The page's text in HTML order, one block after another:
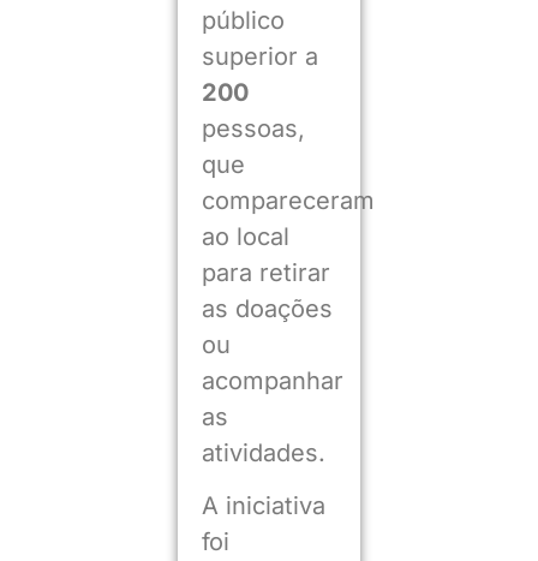
público
superior a
200
pessoas,
que
compareceram
ao local
para retirar
as doações
ou
acompanhar
as
atividades.
A iniciativa
foi